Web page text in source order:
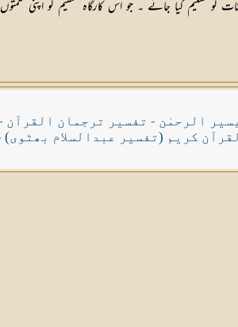
تسلیم کیا جائے ۔ جو اس کارگاہ عظیم کو اپنی
الرحمٰن - تفسیر ترجمان القرآن
کریم (تفسیر عبدالسلام بھٹوی)